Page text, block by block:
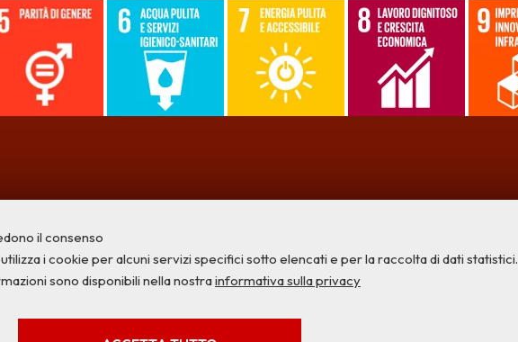
il consenso
i cookie per alcuni servizi specifici sotto elencati e per la raccolta di dati statistici.
sono disponibili nella nostrainformativa sulla privacy
SERVIZI FACOLTATVI